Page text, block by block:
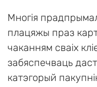
Многія
плацяжы праз
чаканням сваіх
забяспечваць
катэгорый